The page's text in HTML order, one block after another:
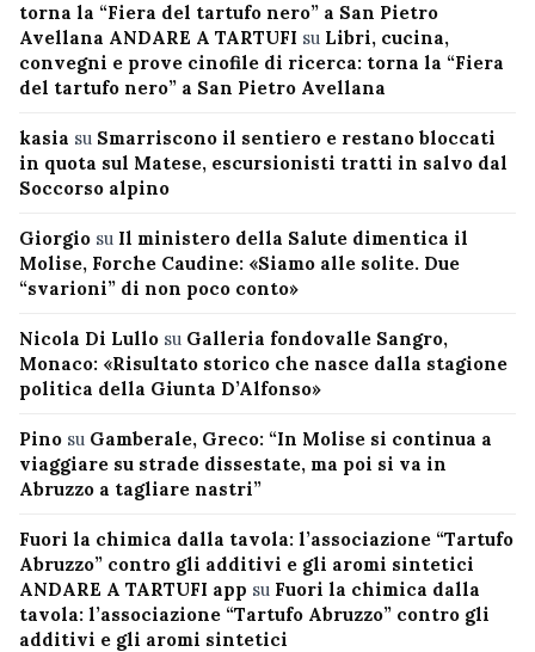
torna la “Fiera del tartufo nero” a San Pietro
Avellana ANDARE A TARTUFI su Libri, cucina,
convegni e prove cinofile di ricerca: torna la “Fiera
del tartufo nero” a San Pietro Avellana
kasia su Smarriscono il sentiero e restano bloccati
in quota sul Matese, escursionisti tratti in salvo dal
Soccorso alpino
Giorgio su Il ministero della Salute dimentica il
Molise, Forche Caudine: «Siamo alle solite. Due
“svarioni” di non poco conto»
Nicola Di Lullo su Galleria fondovalle Sangro,
Monaco: «Risultato storico che nasce dalla stagione
politica della Giunta D’Alfonso»
Pino su Gamberale, Greco: “In Molise si continua a
viaggiare su strade dissestate, ma poi si va in
Abruzzo a tagliare nastri”
Fuori la chimica dalla tavola: l’associazione “Tartufo
Abruzzo” contro gli additivi e gli aromi sintetici
ANDARE A TARTUFI app su Fuori la chimica dalla
tavola: l’associazione “Tartufo Abruzzo” contro gli
additivi e gli aromi sintetici